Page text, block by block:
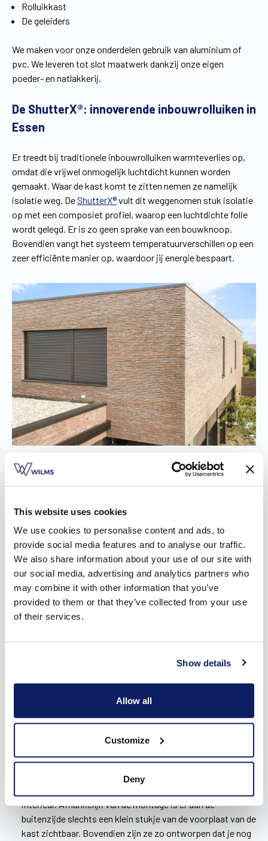
This website uses cookies
We use cookies to personalise content and ads, to
provide social media features and to analyse our traffic.
We also share information about your use of our site with
our social media, advertising and analytics partners who
may combine it with other information that you’ve
provided to them or that they’ve collected from your use
of their services.
Show details
Allow all
Customize
Deny
Rolluikkast
De geleiders
We maken voor onze onderdelen gebruik van aluminium of
pvc. We leveren tot slot maatwerk dankzij onze eigen
poeder- en natlakkerij.
De ShutterX®: innoverende inbouwrolluiken in
Essen
Er treedt bij traditionele inbouwrolluiken warmteverlies op,
omdat die vrijwel onmogelijk luchtdicht kunnen worden
gemaakt. Waar de kast komt te zitten nemen ze namelijk
isolatie weg. DeShutterX®vult dit weggenomen stuk isolatie
op met een composiet profiel, waarop een luchtdichte folie
wordt gelegd. Er is zo geen sprake van een bouwknoop.
Bovendien vangt het systeem temperatuurverschillen op een
zeer efficiënte manier op, waardoor jij energie bespaart.
Doe inspiratie op voor je rolluiken
ondoordacht. Misschien wil je het product wel liever eerst
zien en uittesten. Dat is mogelijk in het Wilms Experience
Center of bij de plaatselijke dealers. Maar blader eerst een
door onze inspiratiebrochure voor je je naar de showroom
begeeft. Het is de manier bij uitstek om onze soorten
rolluiken, bedieningsmogelijkheden, kleuren en materialen te
leren kennen.Download nu de brochureen verken op
voorhand alle opties voor jouw nieuwe rolluiken in Essen.
Heb je geen zin in veel breek- en kapwerk, dan zijn
eenvoudig voor de ramen, zodat er geen perforatie van de
binnenmuur nodig is. Op die manier wordt het energiepeil
van je woning niet beïnvloed.
interieur. Afhankelijk van de montage is er aan de
buitenzijde slechts een klein stukje van de voorplaat van de
kast zichtbaar. Bovendien zijn ze zo ontworpen dat je nog